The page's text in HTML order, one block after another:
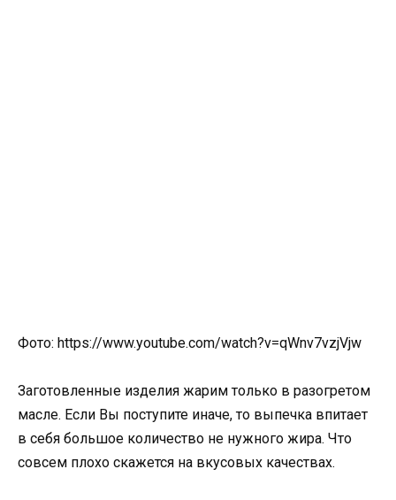
Фото: https://www.youtube.com/watch?v=qWnv7vzjVjw
Заготовленные изделия жарим только в разогретом
масле. Если Вы поступите иначе, то выпечка впитает
в себя большое количество не нужного жира. Что
совсем плохо скажется на вкусовых качествах.